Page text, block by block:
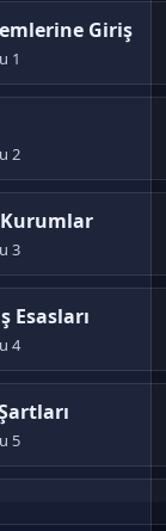
Giriş
1
2
Kurumlar
3
Esasları
4
5